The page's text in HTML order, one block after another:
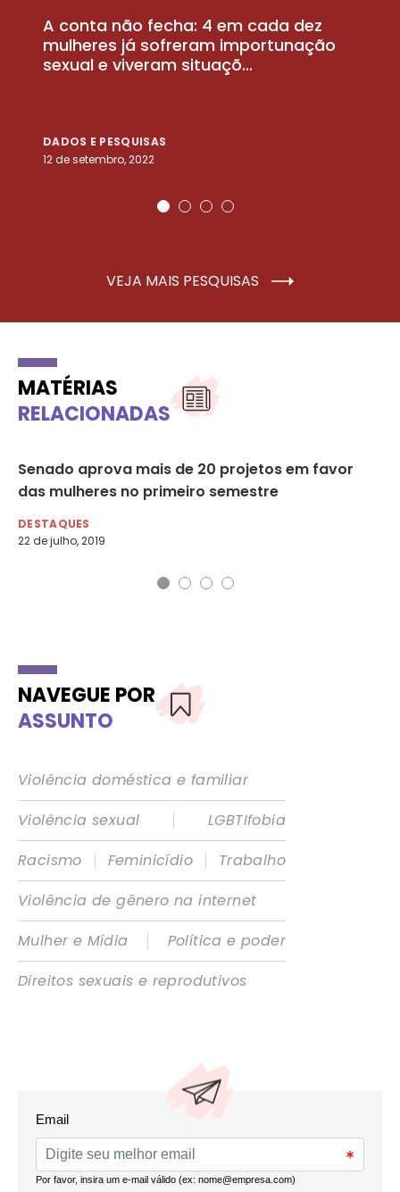
A conta não fecha: 4 em cada dez
mulheres já sofreram importunação
sexual e viveram situaçõ...
DADOS E PESQUISAS
12 de setembro, 2022
VEJA MAIS PESQUISAS
MATÉRIAS
RELACIONADAS
Senado aprova mais de 20 projetos em favor
das mulheres no primeiro semestre
DESTAQUES
22 de julho, 2019
NAVEGUE POR
ASSUNTO
Violência doméstica e familiar
Violência sexual
|
LGBTIfobia
Racismo
| Feminicídio |
Trabalho
Violência de gênero na internet
Mulher e Mídia
|
Política e poder
Direitos sexuais e reprodutivos